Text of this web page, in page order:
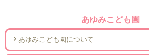
あゆみこども園
あゆみこども園について